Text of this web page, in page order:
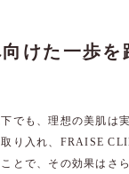
けた一歩を
でも、理想の美肌は
り入れ、FRAISE
とで、その効果はさ